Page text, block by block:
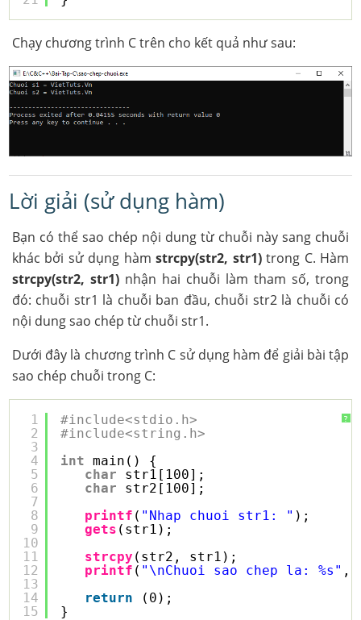
Chạy chương trình C trên cho kết quả như sau:
Lời giải (sử dụng hàm)
Bạn có thể sao chép nội dung từ chuỗi này sang chuỗi
khác bởi sử dụng hàmstrcpy(str2, str1)trong C. Hàm
strcpy(str2, str1)nhận hai chuỗi làm tham số, trong
đó: chuỗi str1 là chuỗi ban đầu, chuỗi str2 là chuỗi có
nội dung sao chép từ chuỗi str1.
Dưới đây là chương trình C sử dụng hàm để giải bài tập
sao chép chuỗi trong C:
?
1
2
3
4
5
6
7
8
9
10
11
12
13
14
15
#include<stdio.h>
#include<string.h>
int
main() {
char
str1[100];
char
str2[100];
printf ( "Nhap chuoi str1: " );
gets (str1);
strcpy (str2, str1);
printf ( "\nChuoi sao chep la: %s" ,
return
(0);
}